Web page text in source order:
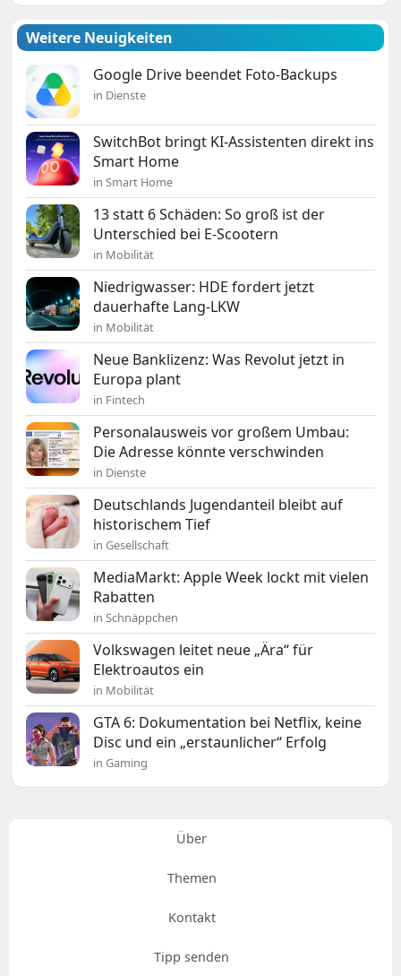
Weitere Neuigkeiten
Google Drive beendet Foto-Backups
in Dienste
SwitchBot bringt KI-Assistenten direkt ins
Smart Home
in Smart Home
13 statt 6 Schäden: So groß ist der
Unterschied bei E-Scootern
in Mobilität
Niedrigwasser: HDE fordert jetzt
dauerhafte Lang-LKW
in Mobilität
Neue Banklizenz: Was Revolut jetzt in
Europa plant
in Fintech
Personalausweis vor großem Umbau:
Die Adresse könnte verschwinden
in Dienste
Deutschlands Jugendanteil bleibt auf
historischem Tief
in Gesellschaft
MediaMarkt: Apple Week lockt mit vielen
Rabatten
in Schnäppchen
Volkswagen leitet neue „Ära“ für
Elektroautos ein
in Mobilität
GTA 6: Dokumentation bei Netflix, keine
Disc und ein „erstaunlicher“ Erfolg
in Gaming
Über
Themen
Kontakt
Tipp senden